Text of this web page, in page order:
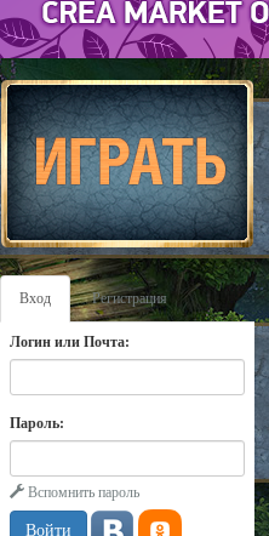
Вход Регистрация
Логин или Почта:
Пароль:
Вспомнить пароль